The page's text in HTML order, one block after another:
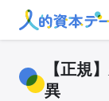
【正規
異